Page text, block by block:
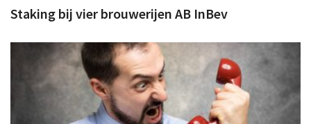
Staking bij vier brouwerijen AB InBev